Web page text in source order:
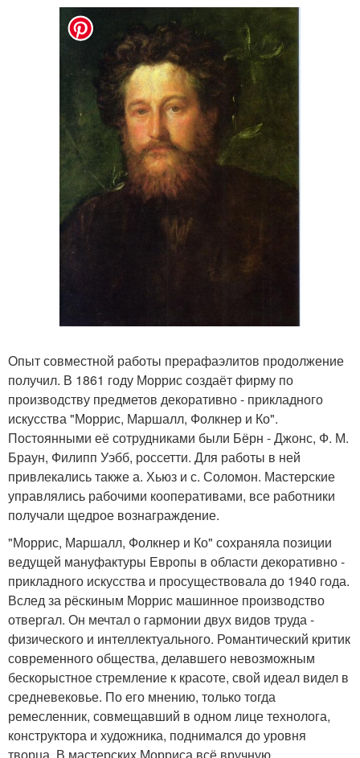
Опыт совместной работы прерафаэлитов продолжение
получил. В 1861 году Моррис создаёт фирму по
производству предметов декоративно - прикладного
искусства "Моррис, Маршалл, Фолкнер и Ко".
Постоянными её сотрудниками были Бёрн - Джонс, Ф. М.
Браун, Филипп Уэбб, россетти. Для работы в ней
привлекались также а. Хьюз и с. Соломон. Мастерские
управлялись рабочими кооперативами, все работники
получали щедрое вознаграждение.
"Моррис, Маршалл, Фолкнер и Ко" сохраняла позиции
ведущей мануфактуры Европы в области декоративно -
прикладного искусства и просуществовала до 1940 года.
Вслед за рёскиным Моррис машинное производство
отвергал. Он мечтал о гармонии двух видов труда -
физического и интеллектуального. Романтический критик
современного общества, делавшего невозможным
бескорыстное стремление к красоте, свой идеал видел в
средневековье. По его мнению, только тогда
ремесленник, совмещавший в одном лице технолога,
конструктора и художника, поднимался до уровня
творца. В мастерских Морриса всё вручную